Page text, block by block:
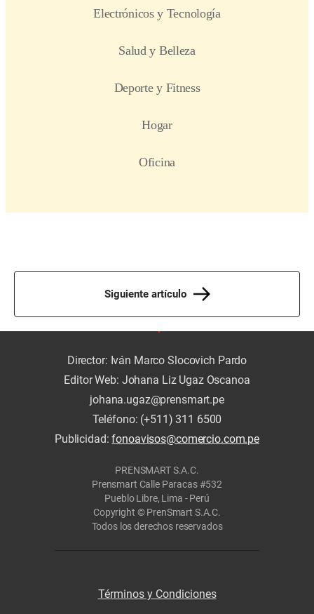
Siguiente artículo
Director: Iván Marco Slocovich Pardo
Editor Web: Johana Liz Ugaz Oscanoa
johana.ugaz@prensmart.pe
Teléfono: (+511) 311 6500
Publicidad:fonoavisos@comercio.com.pe
PRENSMART S.A.C.
Prensmart Calle Paracas #532
Pueblo Libre, Lima - Perú
Copyright © PrenSmart S.A.C.
Todos los derechos reservados
Términos y Condiciones